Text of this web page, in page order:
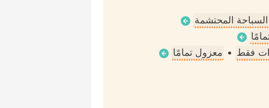
المحتشمة
فقط • معزول تمامًا